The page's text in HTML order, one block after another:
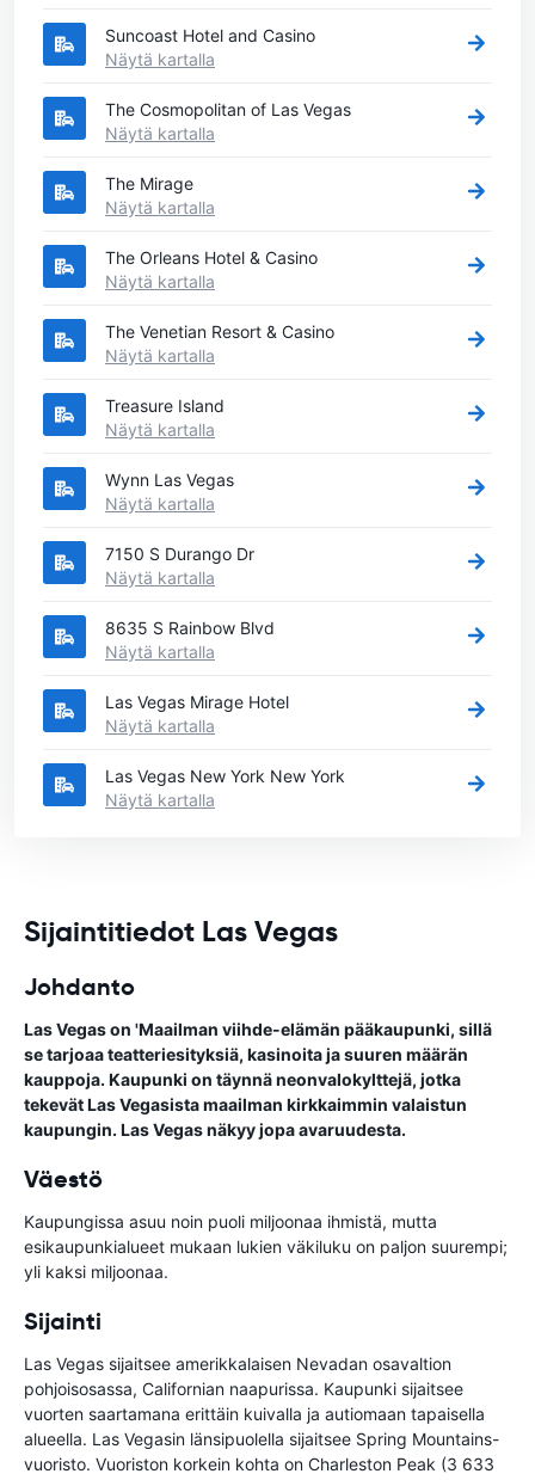
Suncoast Hotel and Casino
Näytä kartalla
The Cosmopolitan of Las Vegas
Näytä kartalla
The Mirage
Näytä kartalla
The Orleans Hotel & Casino
Näytä kartalla
The Venetian Resort & Casino
Näytä kartalla
Treasure Island
Näytä kartalla
Wynn Las Vegas
Näytä kartalla
7150 S Durango Dr
Näytä kartalla
8635 S Rainbow Blvd
Näytä kartalla
Las Vegas Mirage Hotel
Näytä kartalla
Las Vegas New York New York
Näytä kartalla
Sijaintitiedot Las Vegas
Johdanto
Las Vegas on 'Maailman viihde-elämän pääkaupunki, sillä
se tarjoaa teatteriesityksiä, kasinoita ja suuren määrän
kauppoja. Kaupunki on täynnä neonvalokylttejä, jotka
tekevät Las Vegasista maailman kirkkaimmin valaistun
kaupungin. Las Vegas näkyy jopa avaruudesta.
Väestö
Kaupungissa asuu noin puoli miljoonaa ihmistä, mutta
esikaupunkialueet mukaan lukien väkiluku on paljon suurempi;
yli kaksi miljoonaa.
Sijainti
Las Vegas sijaitsee amerikkalaisen Nevadan osavaltion
pohjoisosassa, Californian naapurissa. Kaupunki sijaitsee
vuorten saartamana erittäin kuivalla ja autiomaan tapaisella
alueella. Las Vegasin länsipuolella sijaitsee Spring Mountains-
vuoristo. Vuoriston korkein kohta on Charleston Peak (3 633